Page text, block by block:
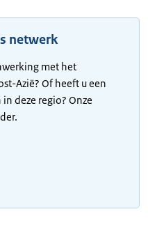
netwerk
met het
Azië? Of heeft u een
deze regio? Onze